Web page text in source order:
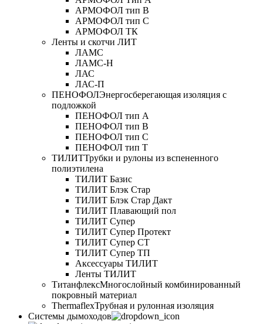
АРМОФОЛ тип В
АРМОФОЛ тип C
АРМОФОЛ ТК
Ленты и скотчи ЛИТ
ЛАМС
ЛАМС-Н
ЛАС
ЛАС-П
ПЕНОФОЛЭнергосберегающая изоляция с
подложкой
ПЕНОФОЛ тип А
ПЕНОФОЛ тип B
ПЕНОФОЛ тип C
ПЕНОФОЛ тип T
ТИЛИТТрубки и рулоны из вспененного
полиэтилена
ТИЛИТ Базис
ТИЛИТ Блэк Стар
ТИЛИТ Блэк Стар Дакт
ТИЛИТ Плавающий пол
ТИЛИТ Супер
ТИЛИТ Супер Протект
ТИЛИТ Супер СТ
ТИЛИТ Супер ТП
Аксессуары ТИЛИТ
Ленты ТИЛИТ
ТитанфлексМногослойный комбинированный
покровный материал
ThermaflexТрубная и рулонная изоляция
Cистемы дымоходов